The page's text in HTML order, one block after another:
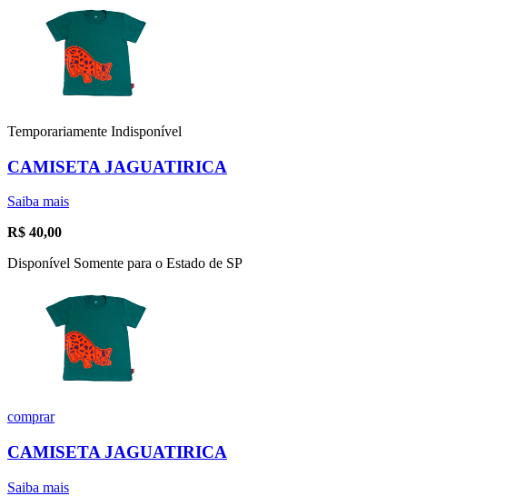
Temporariamente Indisponível
CAMISETA JAGUATIRICA
Saiba mais
R$ 40,00
Disponível Somente para o Estado de SP
comprar
CAMISETA JAGUATIRICA
Saiba mais